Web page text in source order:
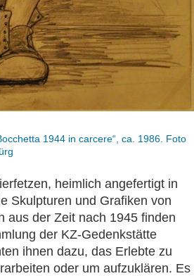
1944 in carcere“, ca. 1986. Foto
heimlich angefertigt in
Skulpturen und Grafiken von
aus der Zeit nach 1945 finden
der KZ-Gedenkstätte
ihnen dazu, das Erlebte zu
oder um aufzuklären. Es